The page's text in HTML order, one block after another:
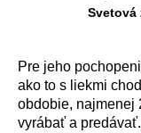
Svetová
Pre jeho
ako to s liekmi chod
obdobie, najmenej
vyrábať a predá